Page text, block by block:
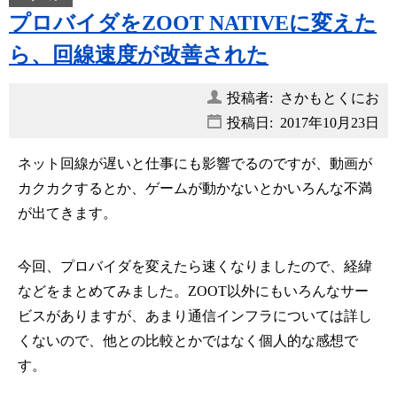
プロバイダをZOOT NATIVEに変えた
ら、回線速度が改善された
投稿者: さかもとくにお
投稿日: 2017年10月23日
ネット回線が遅いと仕事にも影響でるのですが、動画が
カクカクするとか、ゲームが動かないとかいろんな不満
が出てきます。
今回、プロバイダを変えたら速くなりましたので、経緯
などをまとめてみました。ZOOT以外にもいろんなサー
ビスがありますが、あまり通信インフラについては詳し
くないので、他との比較とかではなく個人的な感想で
す。